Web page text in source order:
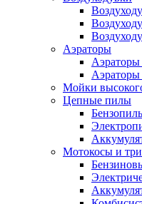
Аэраторы
Аэраторы
Мойки
Цепные пилы
Мотокосы и